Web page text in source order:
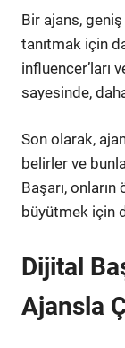
Bir ajans,
tanıtmak için
influencer’ları
sayesinde,
Son olarak,
belirler ve
Başarı,
büyütmek için
Dijital
Ajansla